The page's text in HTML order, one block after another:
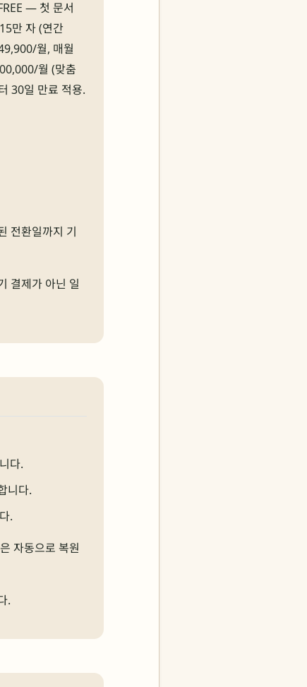
— 첫 문서
만 자 (연간
월, 매월
월 (맞춤
30일 만료 적용.
전환일까지 기
결제가 아닌 일
다.
니다.
.
자동으로 복원
.